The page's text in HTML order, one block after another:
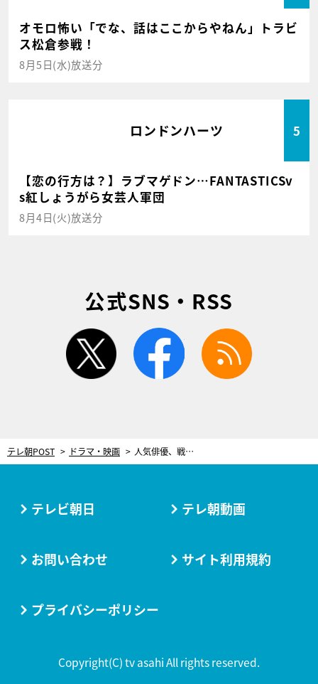
オモロ怖い「でな、話はここからやねん」トラビ
ス松倉参戦！
8月5日(水)放送分
ロンドンハーツ 5
【恋の行方は？】ラブマゲドン…FANTASTICSv
s紅しょうがら女芸人軍団
8月4日(火)放送分
公式SNS・RSS
twitter facebook
テレ朝POST ドラマ・映画 人気俳優、戦時の学生に大変身！空襲前の親子会話に涙…＜花のれん＞
テレビ朝日 テレ朝動画
お問い合わせ サイト利用規約
プライバシーポリシー
Copyright(C) tv asahi All rights reserved.